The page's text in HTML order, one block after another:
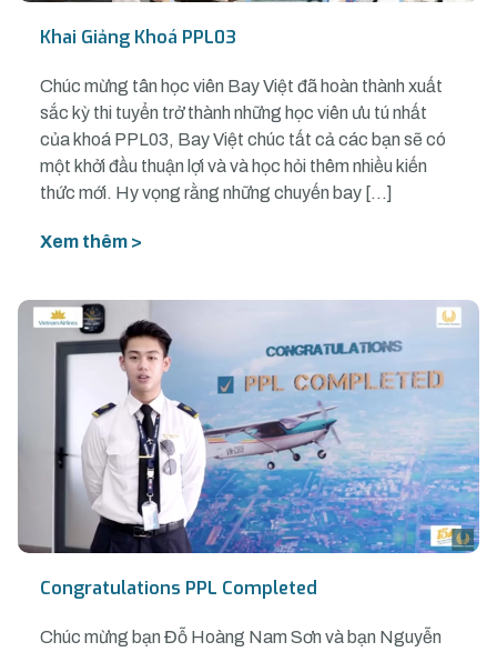
Khai Giảng Khoá PPL03
Chúc mừng tân học viên Bay Việt đã hoàn thành xuất
sắc kỳ thi tuyển trở thành những học viên ưu tú nhất
của khoá PPL03, Bay Việt chúc tất cả các bạn sẽ có
một khởi đầu thuận lợi và và học hỏi thêm nhiều kiến
thức mới. Hy vọng rằng những chuyến bay […]
Xem thêm >
Congratulations PPL Completed
Chúc mừng bạn Đỗ Hoàng Nam Sơn và bạn Nguyễn